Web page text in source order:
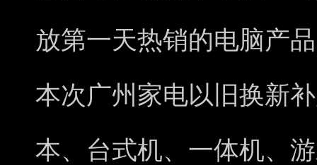
放第一天热销的电脑产
本次广州家电以旧换新
本、台式机、一体机、